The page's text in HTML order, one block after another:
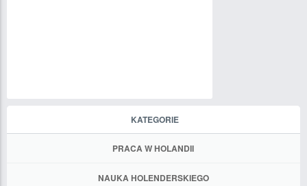
KATEGORIE
PRACA W HOLANDII
NAUKA HOLENDERSKIEGO